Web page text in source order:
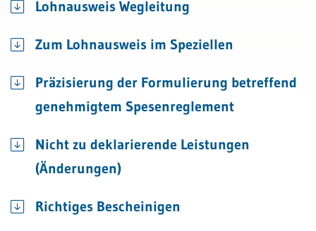
Lohnausweis Wegleitung
Zum Lohnausweis im Speziellen
Präzisierung der Formulierung betreffend
genehmigtem Spesenreglement
Nicht zu deklarierende Leistungen
(Änderungen)
Richtiges Bescheinigen